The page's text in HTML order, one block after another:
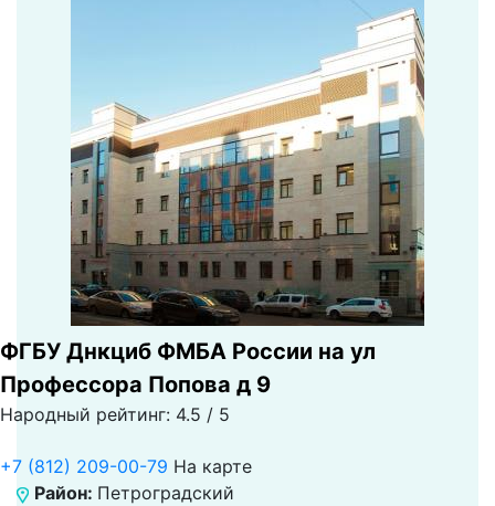
ФГБУ Днкциб ФМБА России на ул
Профессора Попова д 9
Народный рейтинг: 4.5 / 5
+7 (812) 209-00-79 На карте
Район: Петроградский